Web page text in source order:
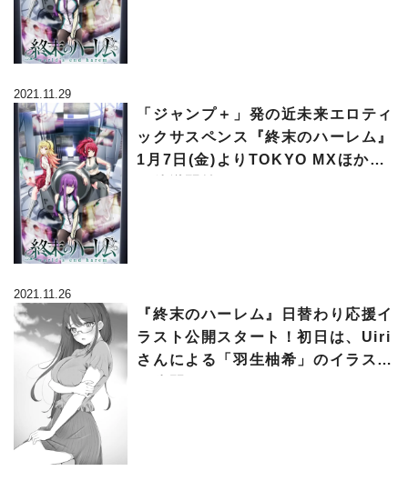
2021.11.29
「ジャンプ＋」発の近未来エロティ
ックサスペンス『終末のハーレム』
1月7日(金)よりTOKYO MXほかに
2021.11.26
『終末のハーレム』日替わり応援イ
ラスト公開スタート！初日は、Uiri
さんによる「羽生柚希」のイラスト